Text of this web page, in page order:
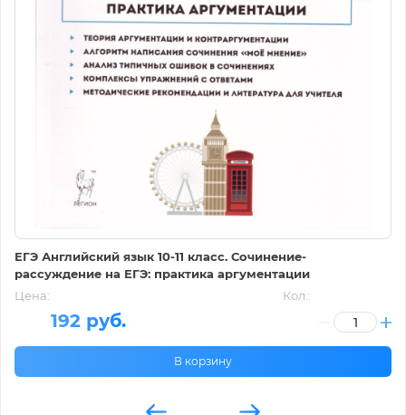
ЕГЭ Английский язык 10-11 класс. Сочинение-
рассуждение на ЕГЭ: практика аргументации
Цена:
192 руб.
Кол.:
В корзину